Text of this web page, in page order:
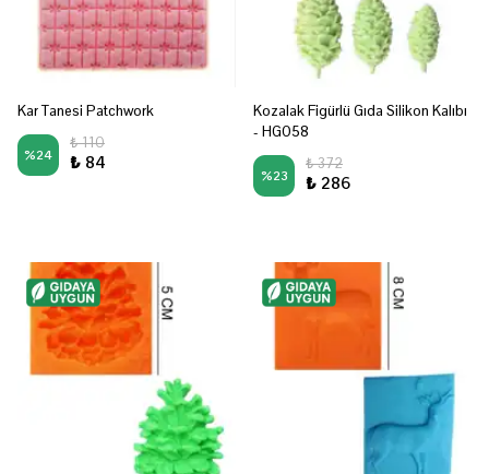
Kar Tanesi Patchwork
%24
₺ 110
₺ 84
Kozalak Figürlü Gıda Silikon Kalıbı
- HG058
%23
₺ 372
₺ 286